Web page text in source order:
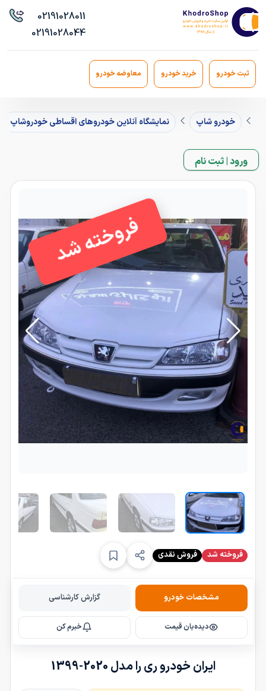
02191028011
02191028044
ثبت خودرو خرید خودرو معاوضه خودرو
خودرو شاپ نمایشگاه آنلاین خودروهای اقساطی خودروشاپ
ورود | ثبت نام
فروخته شد
فروخته شد فروش نقدی
مشخصات خودرو گزارش کارشناسی
دیده‌بان قیمت خبرم کن
ایران خودرو ری را مدل 2020-1399